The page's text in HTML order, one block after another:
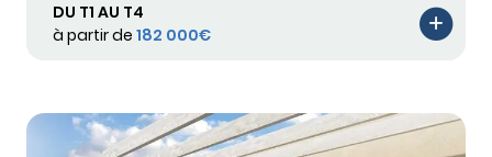
DU T1 AU T4
à partir de 182 000€